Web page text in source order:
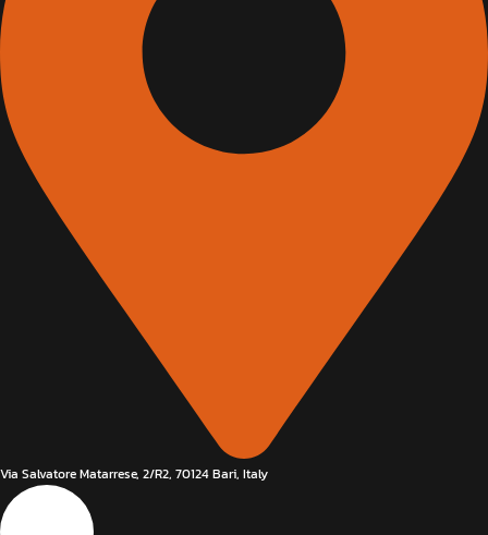
Via Salvatore Matarrese, 2/R2, 70124 Bari, Italy